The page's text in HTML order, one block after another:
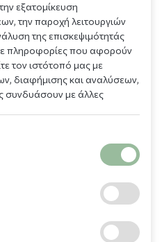
εξατομίκευση
την παροχή λειτουργιών
της επισκεψιμότητάς
πληροφορίες που αφορούν
τον ιστότοπό μας με
διαφήμισης και αναλύσεων,
συνδυάσουν με άλλες